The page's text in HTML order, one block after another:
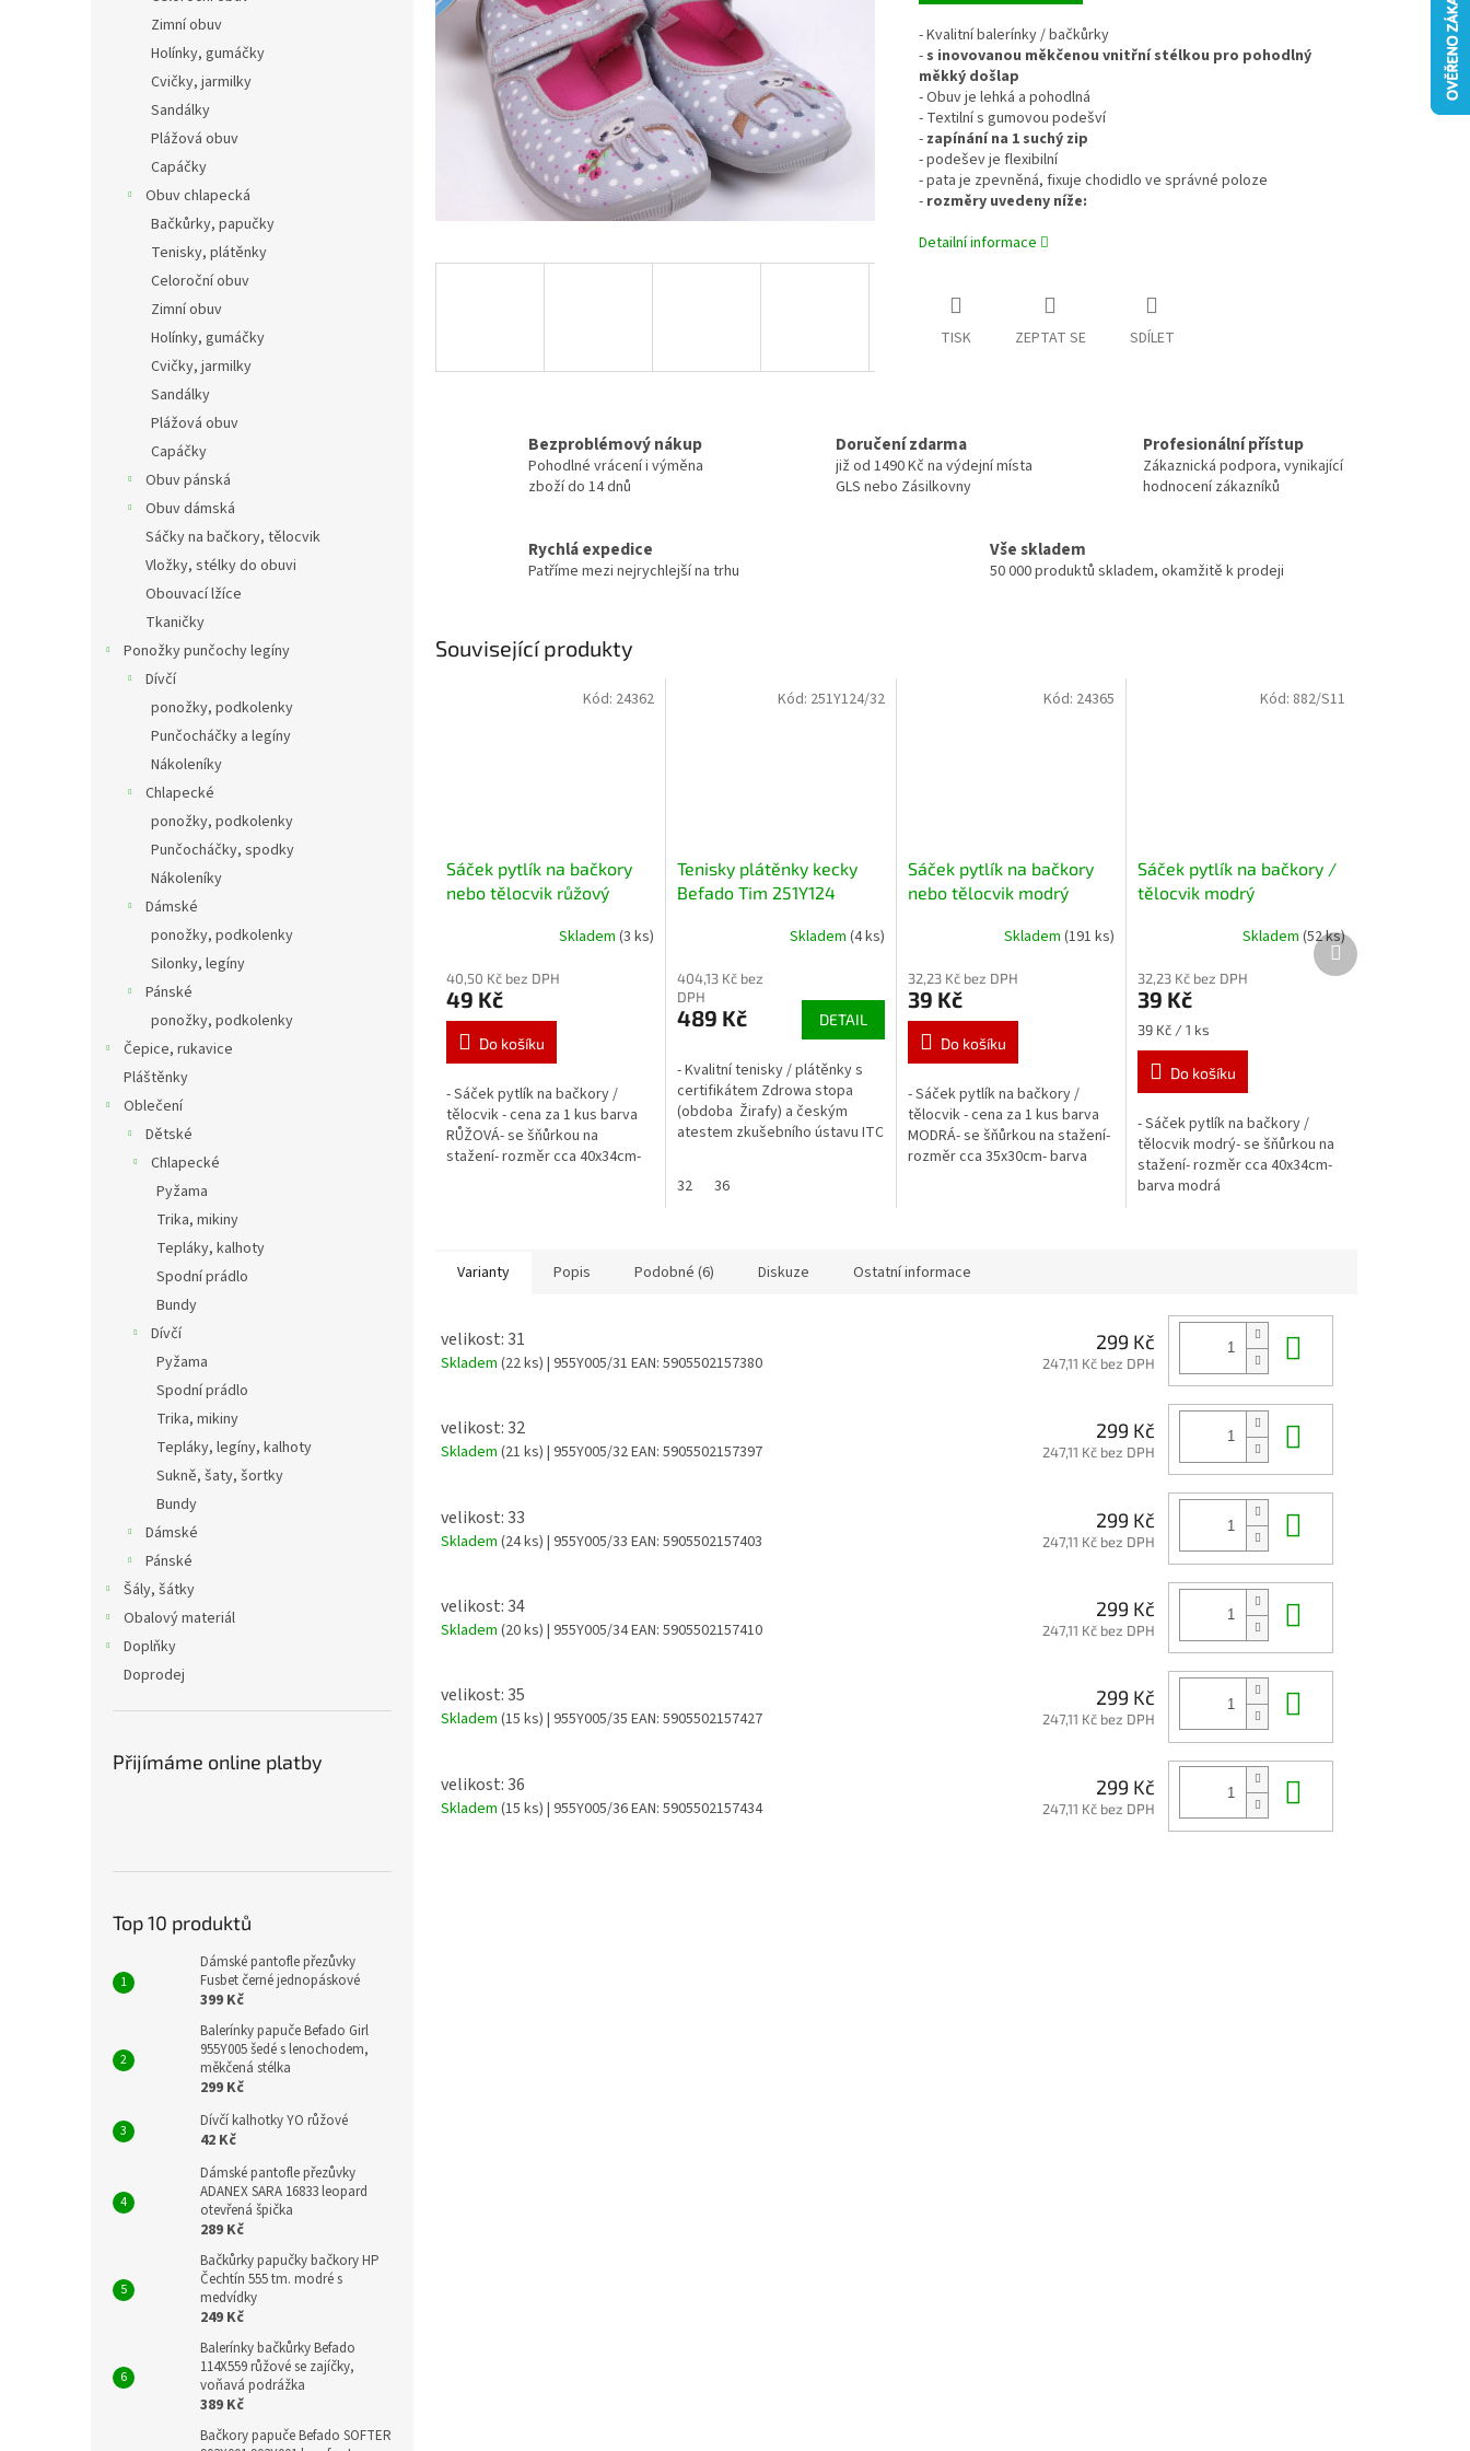
Zimní obuv
Holínky, gumáčky
Cvičky, jarmilky
Sandálky
Plážová obuv
Capáčky
Obuv chlapecká
Bačkůrky, papučky
Tenisky, plátěnky
Celoroční obuv
Zimní obuv
Holínky, gumáčky
Cvičky, jarmilky
Sandálky
Plážová obuv
Capáčky
Obuv pánská
Obuv dámská
Sáčky na bačkory, tělocvik
Vložky, stélky do obuvi
Obouvací lžíce
Tkaničky
Ponožky punčochy legíny
Dívčí
ponožky, podkolenky
Punčocháčky a legíny
Nákoleníky
Chlapecké
ponožky, podkolenky
Punčocháčky, spodky
Nákoleníky
Dámské
ponožky, podkolenky
Silonky, legíny
Pánské
ponožky, podkolenky
Čepice, rukavice
Pláštěnky
Oblečení
Dětské
Chlapecké
Pyžama
Trika, mikiny
Tepláky, kalhoty
Spodní prádlo
Bundy
Dívčí
Pyžama
Spodní prádlo
Trika, mikiny
Tepláky, legíny, kalhoty
Sukně, šaty, šortky
Bundy
Dámské
Pánské
Šály, šátky
Obalový materiál
Doplňky
Doprodej
Přijímáme online platby
Top 10 produktů
Dámské pantofle přezůvky
Fusbet černé jednopáskové
399 Kč
Balerínky papuče Befado Girl
955Y005 šedé s lenochodem,
měkčená stélka
299 Kč
Dívčí kalhotky YO růžové
42 Kč
Dámské pantofle přezůvky
ADANEX SARA 16833 leopard
otevřená špička
289 Kč
Bačkůrky papučky bačkory HP
Čechtín 555 tm. modré s
medvídky
249 Kč
Balerínky bačkůrky Befado
114X559 růžové se zajíčky,
voňavá podrážka
389 Kč
Bačkory papuče Befado SOFTER
- Kvalitní balerínky / bačkůrky
- s inovovanou měkčenou vnitřní stélkou pro pohodlný
měkký došlap
- Obuv je lehká a pohodlná
- Textilní s gumovou podešví
- zapínání na 1 suchý zip
- podešev je flexibilní
- pata je zpevněná, fixuje chodidlo ve správné poloze
- rozměry uvedeny níže:
Detailní informace
TISK ZEPTAT SE SDÍLET
Bezproblémový nákup
Pohodlné vrácení i výměna
zboží do 14 dnů
Doručení zdarma
již od 1490 Kč na výdejní místa
GLS nebo Zásilkovny
Profesionální přístup
Zákaznická podpora, vynikající
hodnocení zákazníků
Rychlá expedice
Patříme mezi nejrychlejší na trhu
Vše skladem
50 000 produktů skladem, okamžitě k prodeji
Související produkty
Sáček pytlík na bačkory
nebo tělocvik růžový
Skladem (3 ks)
40,50 Kč bez DPH
49 Kč
Do košíku
- Sáček pytlík na bačkory /
tělocvik - cena za 1 kus barva
RŮŽOVÁ- se šňůrkou na
stažení- rozměr cca 40x34cm-
Kód: 24362
Tenisky plátěnky kecky
Befado Tim 251Y124
Skladem (4 ks)
404,13 Kč bez
DPH
489 Kč DETAIL
- Kvalitní tenisky / plátěnky s
certifikátem Zdrowa stopa
(obdoba Žirafy) a českým
atestem zkušebního ústavu ITC
32 36
Kód: 251Y124/32
Sáček pytlík na bačkory
nebo tělocvik modrý
Skladem(191 ks)
32,23 Kč bez DPH
39 Kč
Do košíku
- Sáček pytlík na bačkory /
tělocvik - cena za 1 kus barva
MODRÁ- se šňůrkou na stažení-
rozměr cca 35x30cm- barva
Kód: 24365
Sáček pytlík na bačkory /
tělocvik modrý
Skladem (52 ks)
32,23 Kč bez DPH
39 Kč
Měrná
cena:
39 Kč / 1 ks
Do košíku
- Sáček pytlík na bačkory /
tělocvik modrý- se šňůrkou na
stažení- rozměr cca 40x34cm-
barva modrá
Kód: 882/S11
Další
produkt
Varianty Popis Podobné (6) Diskuze Ostatní informace
velikost: 31
Skladem (22 ks) | 955Y005/31 EAN: 5905502157380
299 Kč
247,11 Kč bez DPH
velikost: 32
Skladem (21 ks) | 955Y005/32EAN: 5905502157397
299 Kč
247,11 Kč bez DPH
velikost: 33
Skladem (24 ks) | 955Y005/33 EAN: 5905502157403
299 Kč
247,11 Kč bez DPH
velikost: 34
Skladem (20 ks) | 955Y005/34EAN: 5905502157410
299 Kč
247,11 Kč bez DPH
velikost: 35
Skladem (15 ks) | 955Y005/35 EAN: 5905502157427
299 Kč
247,11 Kč bez DPH
velikost: 36
Skladem (15 ks) | 955Y005/36EAN: 5905502157434
299 Kč
247,11 Kč bez DPH